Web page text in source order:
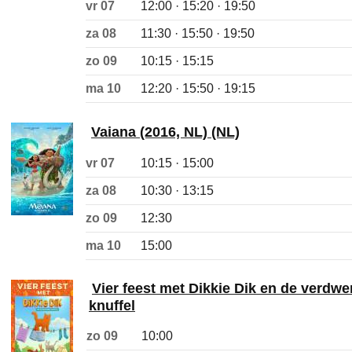
vr 07 12:00 · 15:20 · 19:50
za 08 11:30 · 15:50 · 19:50
zo 09 10:15 · 15:15
ma 10 12:20 · 15:50 · 19:15
Vaiana (2016, NL) (NL)
vr 07 10:15 · 15:00
za 08 10:30 · 13:15
zo 09 12:30
ma 10 15:00
Vier feest met Dikkie Dik en de
knuffel
zo 09 10:00